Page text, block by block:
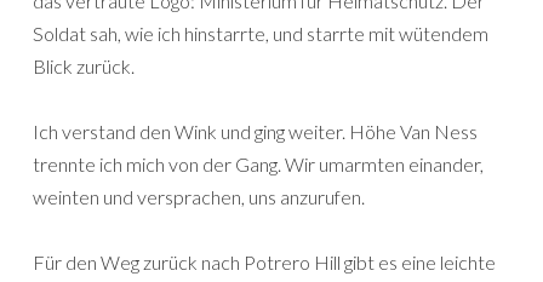
Soldat sah, wie ich hinstarrte, und starrte mit wütendem
Blick zurück.
Ich verstand den Wink und ging weiter. Höhe Van Ness
trennte ich mich von der Gang. Wir umarmten einander,
weinten und versprachen, uns anzurufen.
Für den Weg zurück nach Potrero Hill gibt es eine leichte